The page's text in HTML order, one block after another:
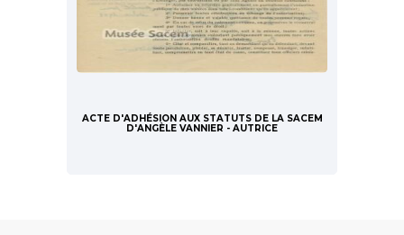
ACTE D'ADHÉSION AUX STATUTS DE LA SACEM
D'ANGÈLE VANNIER - AUTRICE